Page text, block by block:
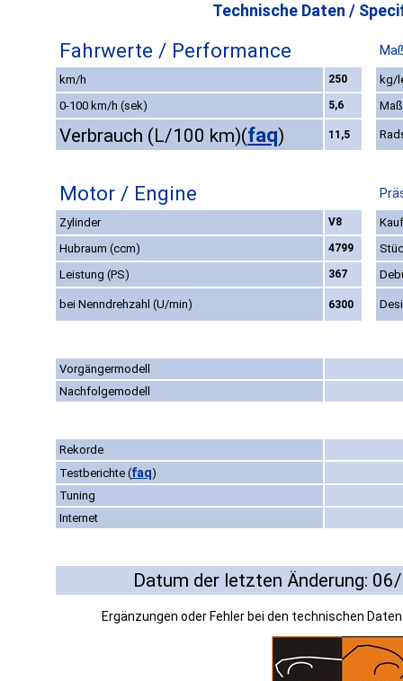
Technische Daten /
Fahrwerte / Performance
km/h 250
kg/
0-100 km/h (sek)
5,6
Verbrauch (L/100 km)(faq) 11,5
Motor / Engine
Zylinder V8
Hubraum (ccm)
4799
Leistung (PS)
367
bei Nenndrehzahl (U/min) 6300
Vorgängermodell
Nachfolgemodell
Rekorde
Testberichte (faq)
Tuning
Internet
Datum der letzten Änderung:
Ergänzungen oder Fehler bei den technischen